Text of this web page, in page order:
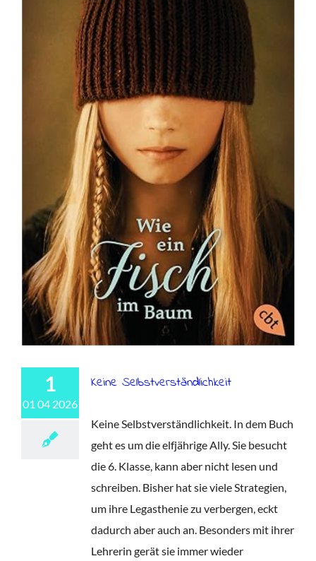
1
01 04 2026
Keine Selbstverständlichkeit
Keine Selbstverständlichkeit. In dem Buch
geht es um die elfjährige Ally. Sie besucht
die 6. Klasse, kann aber nicht lesen und
schreiben. Bisher hat sie viele Strategien,
um ihre Legasthenie zu verbergen, eckt
dadurch aber auch an. Besonders mit ihrer
Lehrerin gerät sie immer wieder